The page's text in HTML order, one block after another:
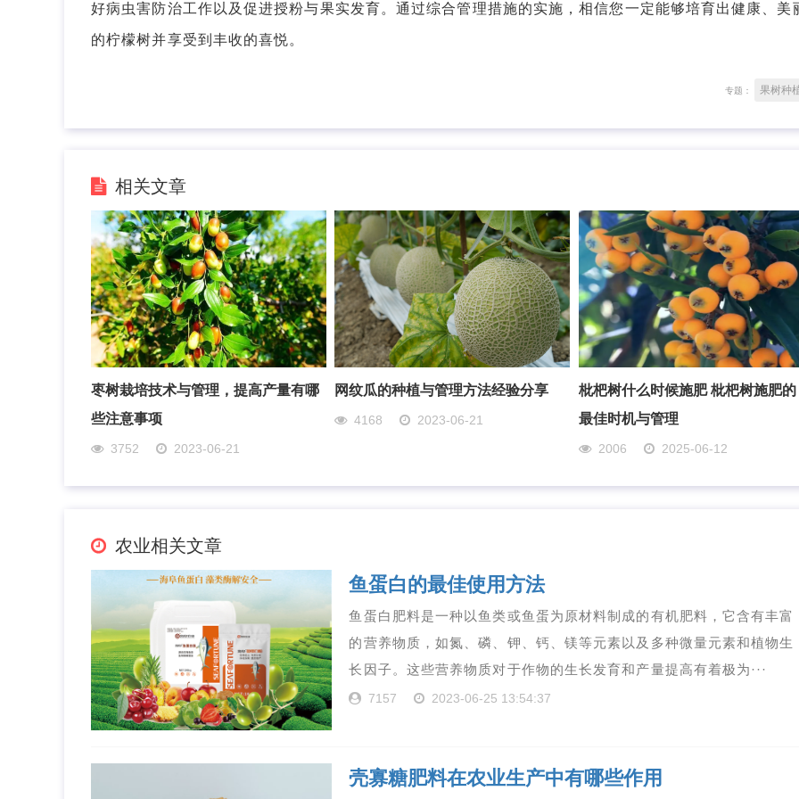
好病虫害防治工作以及促进授粉与果实发育。通过综合管理措施的实施，相信您一定能够培育出健康、美
的柠檬树并享受到丰收的喜悦。
专题： 果树种
相关文章
枣树栽培技术与管理，提高产量有哪
些注意事项
3752 2023-06-21
网纹瓜的种植与管理方法经验分享
4168 2023-06-21
枇杷树什么时候施肥 枇杷树施肥的
最佳时机与管理
2006 2025-06-12
农业相关文章
鱼蛋白的最佳使用方法
鱼蛋白肥料是一种以鱼类或鱼蛋为原材料制成的有机肥料，它含有丰富
的营养物质，如氮、磷、钾、钙、镁等元素以及多种微量元素和植物生
长因子。这些营养物质对于作物的生长发育和产量提高有着极为···
7157 2023-06-25 13:54:37
壳寡糖肥料在农业生产中有哪些作用